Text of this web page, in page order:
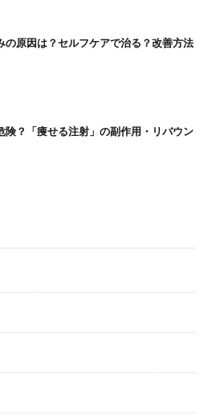
の原因は？セルフケアで治る？改善方法
険？「痩せる注射」の副作用・リバウン